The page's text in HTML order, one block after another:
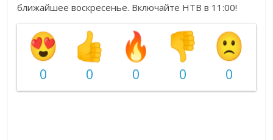
ближайшее воскресенье. Включайте НТВ в 11:00!
0 0 0 0 0